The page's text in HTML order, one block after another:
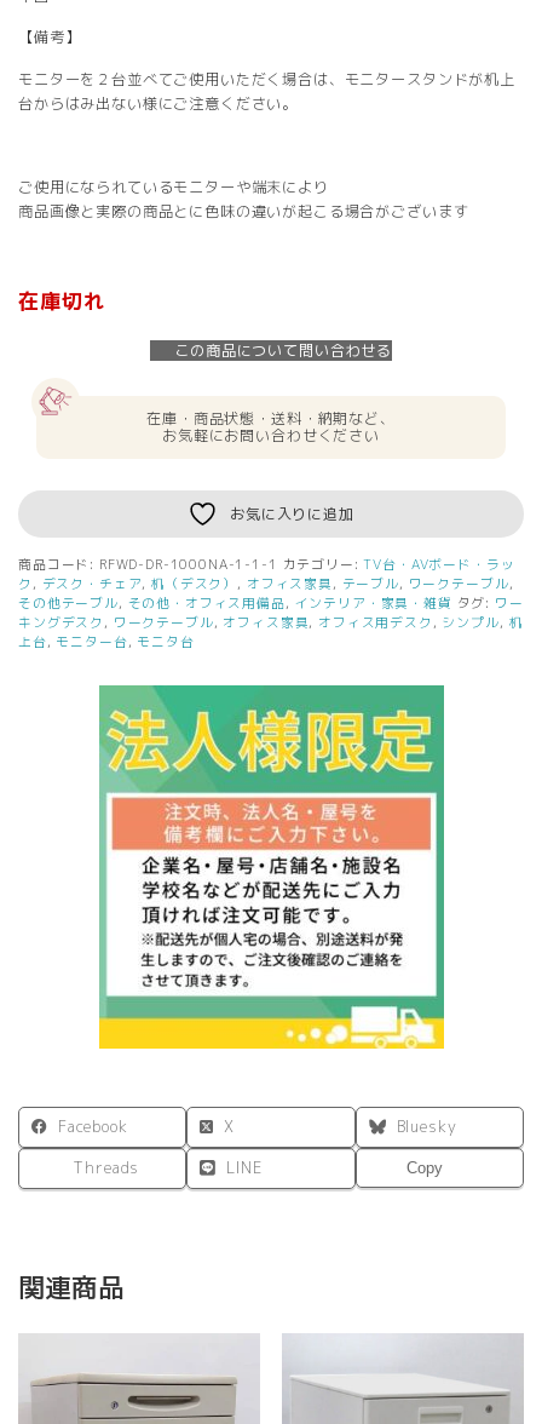
【備考】
モニターを２台並べてご使用いただく場合は、モニタースタンドが机上
台からはみ出ない様にご注意ください。
ご使用になられているモニターや端末により
商品画像と実際の商品とに色味の違いが起こる場合がございます
在庫切れ
この商品について問い合わせる
在庫・商品状態・送料・納期など、
お気軽にお問い合わせください
お気に入りに追加
商品コード: RFWD-DR-1000NA-1-1-1 カテゴリー:TV台・AVボード・ラッ
ク , デスク・チェア,机（デスク） , オフィス家具 , テーブル, ワークテーブル,
その他テーブル, その他・オフィス用備品, インテリア・家具・雑貨 タグ: ワー
キングデスク , ワークテーブル, オフィス家具, オフィス用デスク , シンプル, 机
上台, モニター台, モニタ台
Facebook X
Bluesky
Threads
LINE Copy
関連商品